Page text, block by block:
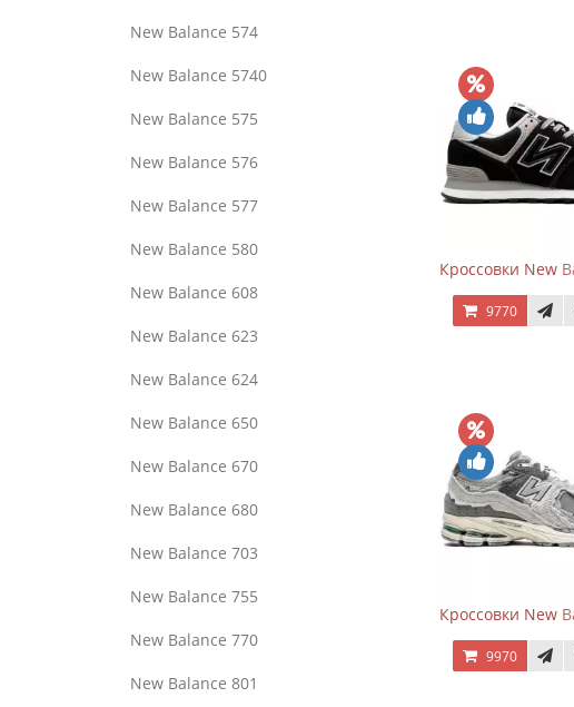
New Balance 574
New Balance 5740
New Balance 575
New Balance 576
New Balance 577
New Balance 580
New Balance 608
New Balance 623
New Balance 624
New Balance 650
New Balance 670
New Balance 680
New Balance 703
New Balance 755
New Balance 770
New Balance 801
Кроссовки New
9770
Кроссовки New
9970